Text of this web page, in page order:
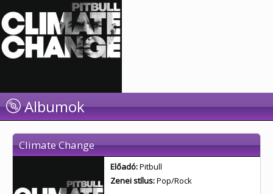
Albumok
Climate Change
Előadó:Pitbull
Zenei stílus:Pop/Rock